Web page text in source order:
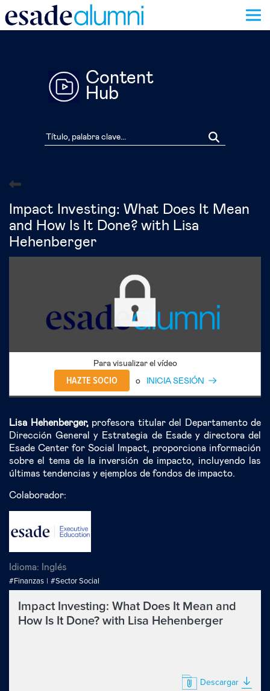
Content
Hub
Impact Investing: What Does It Mean
and How Is It Done? with Lisa
Hehenberger
Para visualizar el vídeo
HAZTE SOCIO o INICIA SESIÓN
Lisa Hehenberger,profesora titular del Departamento de
Dirección General y Estrategia de Esade y directora del
Esade Center for Social Impact, proporciona información
sobre el tema de la inversión de impacto, incluyendo las
últimas tendencias y ejemplos de fondos de impacto.
Colaborador:
Idioma: Inglés
#Finanzas
#Sector Social
Impact Investing: What Does It Mean and
How Is It Done? with Lisa Hehenberger
Descargar